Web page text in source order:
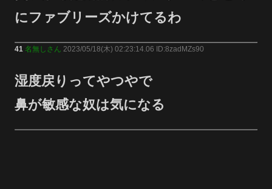
にファブリーズかけてるわ
41 名無しさん 2023/05/18(木) 02:23:14.06 ID:8zadMZs90
湿度戻りってやつやで
鼻が敏感な奴は気になる